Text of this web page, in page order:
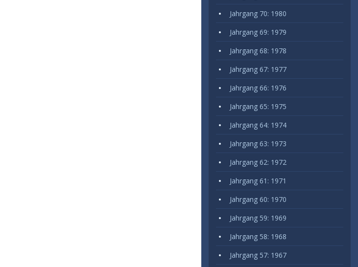
Jahrgang 70: 1980
Jahrgang 69: 1979
Jahrgang 68: 1978
Jahrgang 67: 1977
Jahrgang 66: 1976
Jahrgang 65: 1975
Jahrgang 64: 1974
Jahrgang 63: 1973
Jahrgang 62: 1972
Jahrgang 61: 1971
Jahrgang 60: 1970
Jahrgang 59: 1969
Jahrgang 58: 1968
Jahrgang 57: 1967